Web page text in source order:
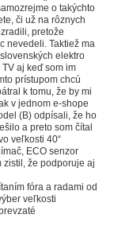
o takýchto
či už na rôznych
pretože
nevedeli. Taktiež ma
elektro
aj keď som im
prístupom chcú
k tomu, že by mi
v jednom e-shope
(B) odpísali, že ho
a preto som čítal
veľkosti 40“
ECO senzor
zistil, že podporuje aj
fóra a radami od
veľkosti